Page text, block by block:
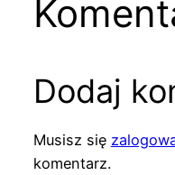
Dodaj
Musisz się
komentarz.